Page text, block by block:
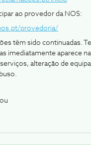
ao provedor da NOS:
provedoria/
têm sido continuadas.
imediatamente aparece
alteração de